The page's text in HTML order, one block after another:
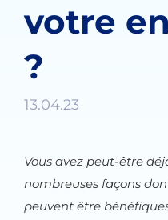
votre
?
13.04.23
Vous avez peut-être
nombreuses façons
peuvent être